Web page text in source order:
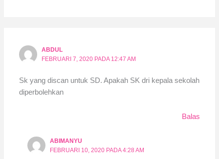
ABDUL
FEBRUARI 7, 2020 PADA 12:47 AM
Sk yang discan untuk SD. Apakah SK dri kepala sekolah
diperbolehkan
Balas
ABIMANYU
FEBRUARI 10, 2020 PADA 4:28 AM